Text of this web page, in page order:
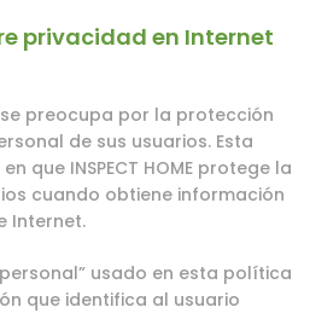
privacidad en Internet
se preocupa por la protección
de sus usuarios. Esta
que INSPECT HOME protege la
cuando obtiene información
Internet.
usado en esta política
que identifica al usuario